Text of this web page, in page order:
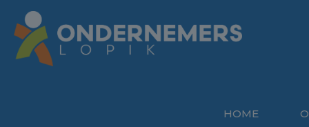
HOME